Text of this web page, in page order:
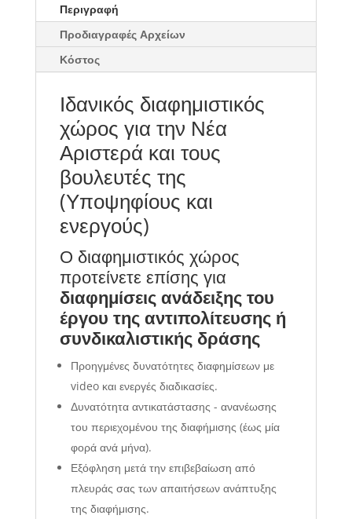
Περιγραφή
Προδιαγραφές Αρχείων
Κόστος
Ιδανικός διαφημιστικός
χώρος για την Νέα
Αριστερά και τους
βουλευτές της
(Υποψηφίους και
ενεργούς)
Ο διαφημιστικός χώρος
προτείνετε επίσης για
διαφημίσεις ανάδειξης του
έργου της αντιπολίτευσης ή
συνδικαλιστικής δράσης
Προηγμένες δυνατότητες διαφημίσεων με
video και ενεργές διαδικασίες.
Δυνατότητα αντικατάστασης - ανανέωσης
του περιεχομένου της διαφήμισης (έως μία
φορά ανά μήνα).
Εξόφληση μετά την επιβεβαίωση από
πλευράς σας των απαιτήσεων ανάπτυξης
της διαφήμισης.